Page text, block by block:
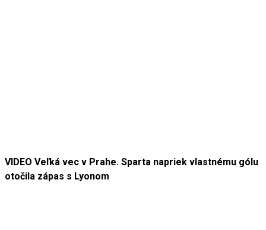
VIDEO Veľká vec v Prahe. Sparta napriek vlastnému gólu
otočila zápas s Lyonom